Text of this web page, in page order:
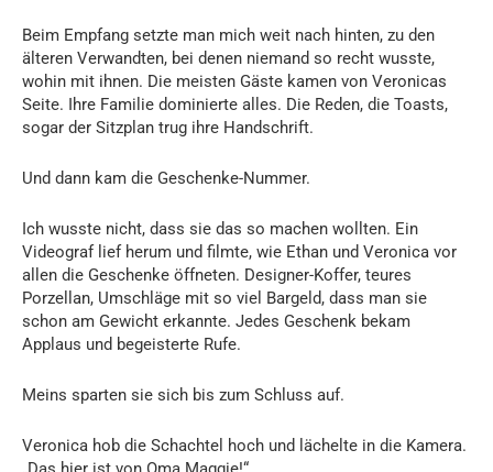
Beim Empfang setzte man mich weit nach hinten, zu den
älteren Verwandten, bei denen niemand so recht wusste,
wohin mit ihnen. Die meisten Gäste kamen von Veronicas
Seite. Ihre Familie dominierte alles. Die Reden, die Toasts,
sogar der Sitzplan trug ihre Handschrift.
Und dann kam die Geschenke-Nummer.
Ich wusste nicht, dass sie das so machen wollten. Ein
Videograf lief herum und filmte, wie Ethan und Veronica vor
allen die Geschenke öffneten. Designer-Koffer, teures
Porzellan, Umschläge mit so viel Bargeld, dass man sie
schon am Gewicht erkannte. Jedes Geschenk bekam
Applaus und begeisterte Rufe.
Meins sparten sie sich bis zum Schluss auf.
Veronica hob die Schachtel hoch und lächelte in die Kamera.